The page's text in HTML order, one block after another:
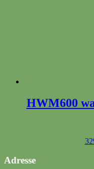
HWM600
Adresse